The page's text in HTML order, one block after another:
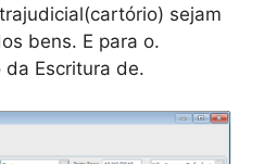
sejam
bens. E para o.
da Escritura de.